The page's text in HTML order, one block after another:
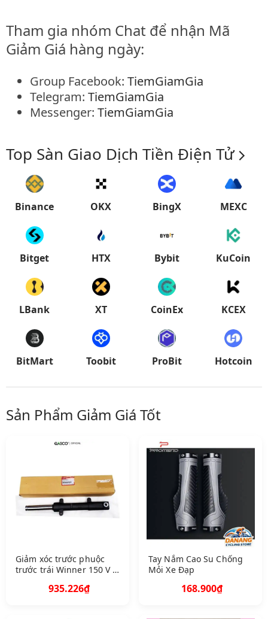
Tham gia nhóm Chat để nhận Mã
Giảm Giá hàng ngày:
Group Facebook: TiemGiamGia
Telegram: TiemGiamGia
Messenger: TiemGiamGia
Top Sàn Giao Dịch Tiền Điện Tử
Binance OKX BingX MEXC
Bitget HTX Bybit KuCoin
LBank XT CoinEx KCEX
BitMart Toobit ProBit Hotcoin
Sản Phẩm Giảm Giá Tốt
Giảm xóc trước phuộc
trước trái Winner 150 V 1
K 56 N 11 10 B 3 F
935.226₫
Tay Nắm Cao Su Chống
Mỏi Xe Đạp
168.900₫